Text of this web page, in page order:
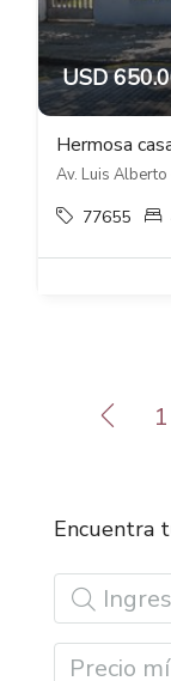
USD
Av. Luis
77655
1
Encuentra